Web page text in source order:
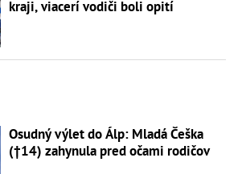
kraji, viacerí vodiči boli opití
Osudný výlet do Álp: Mladá Češka
(†14) zahynula pred očami rodičov